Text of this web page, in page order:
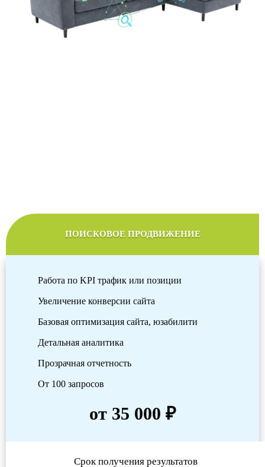
ПОИСКОВОЕ ПРОДВИЖЕНИЕ
Работа по KPI трафик или позиции
Увеличение конверсии сайта
Базовая оптимизация сайта, юзабилити
Детальная аналитика
Прозрачная отчетность
От 100 запросов
от 35 000 ₽
Срок получения результатов